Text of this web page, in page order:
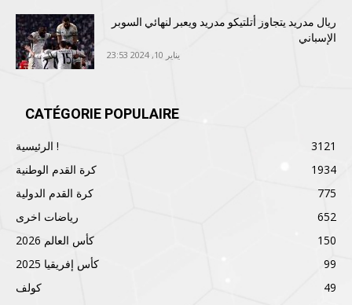
ريال مدريد يتجاوز أتلتيكو مدريد ويعبر لنهائي السوبر
الإسباني
يناير 10, 2024 23:53
CATÉGORIE POPULAIRE
الرئيسية !
3121
كرة القدم الوطنية
1934
كرة القدم الدولية
775
رياضات اخرى
652
كأس العالم 2026
150
كأس إفريقيا 2025
99
كولف
49